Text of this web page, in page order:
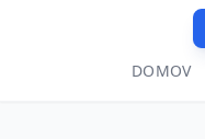
DOMOV